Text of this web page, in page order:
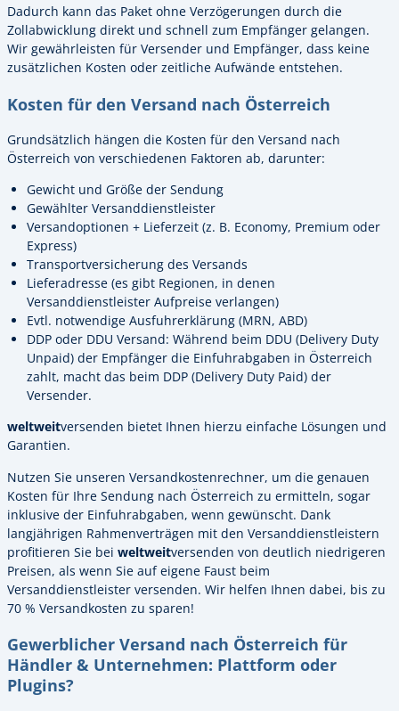
Dadurch kann das Paket ohne Verzögerungen durch die
Zollabwicklung direkt und schnell zum Empfänger gelangen.
Wir gewährleisten für Versender und Empfänger, dass keine
zusätzlichen Kosten oder zeitliche Aufwände entstehen.
Kosten für den Versand nach Österreich
Grundsätzlich hängen die Kosten für den Versand nach
Österreich von verschiedenen Faktoren ab, darunter:
Gewicht und Größe der Sendung
Gewählter Versanddienstleister
Versandoptionen + Lieferzeit (z. B. Economy, Premium oder
Express)
Transportversicherung des Versands
Lieferadresse (es gibt Regionen, in denen
Versanddienstleister Aufpreise verlangen)
Evtl. notwendige Ausfuhrerklärung (MRN, ABD)
DDP oder DDU Versand: Während beim DDU (Delivery Duty
Unpaid) der Empfänger die Einfuhrabgaben in Österreich
zahlt, macht das beim DDP (Delivery Duty Paid) der
Versender.
weltweitversenden bietet Ihnen hierzu einfache Lösungen und
Garantien.
Nutzen Sie unseren Versandkostenrechner, um die genauen
Kosten für Ihre Sendung nach Österreich zu ermitteln, sogar
inklusive der Einfuhrabgaben, wenn gewünscht. Dank
langjährigen Rahmenverträgen mit den Versanddienstleistern
profitieren Sie bei weltweitversenden von deutlich niedrigeren
Preisen, als wenn Sie auf eigene Faust beim
Versanddienstleister versenden. Wir helfen Ihnen dabei, bis zu
70 % Versandkosten zu sparen!
Gewerblicher Versand nach Österreich für
Händler & Unternehmen: Plattform oder
Plugins?